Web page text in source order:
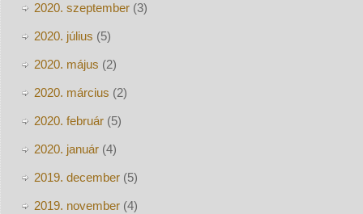
2020. szeptember(3)
2020. július (5)
2020. május (2)
2020. március (2)
2020. február(5)
2020. január(4)
2019. december(5)
2019. november(4)